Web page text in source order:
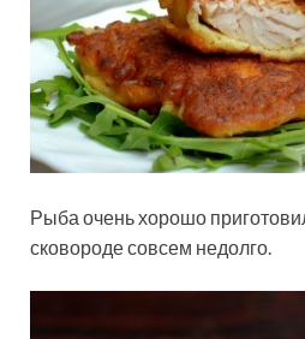
Рыба очень хорошо
сковороде совсем недолго.